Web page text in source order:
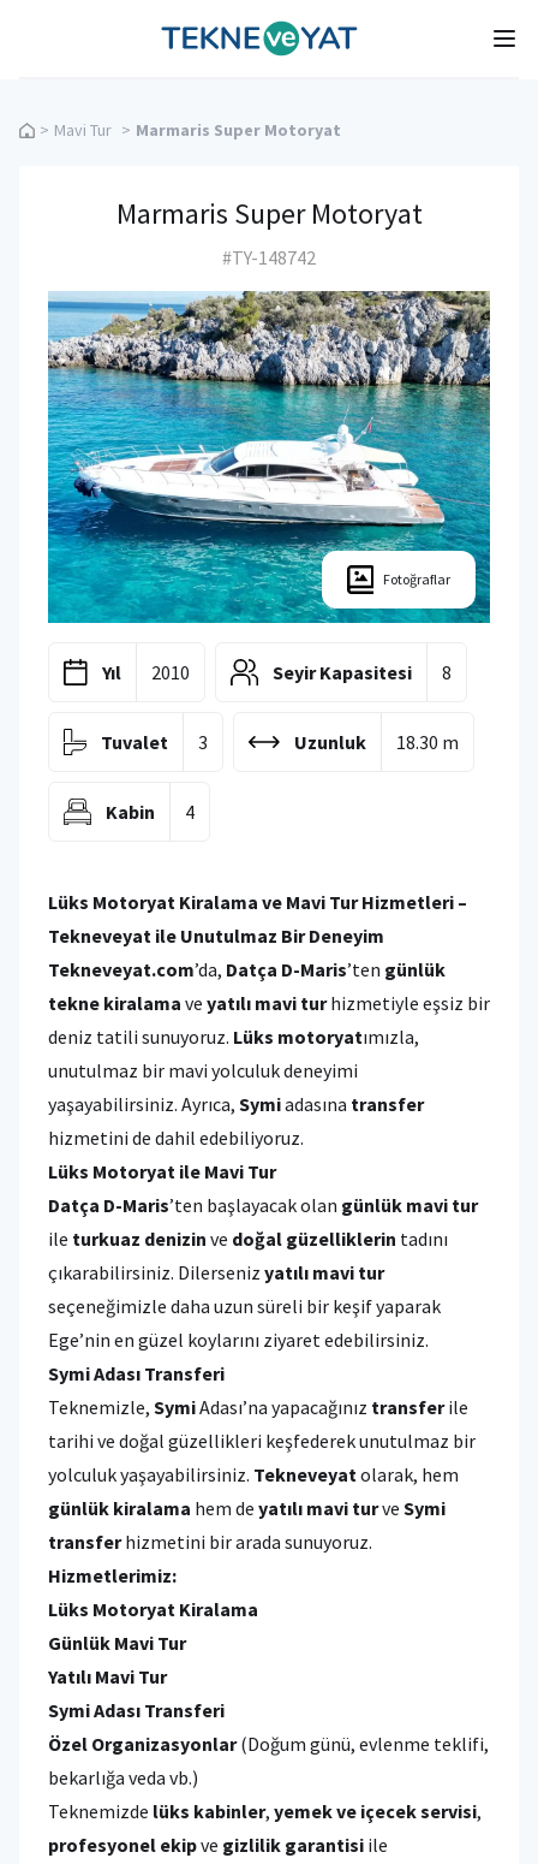
Tekne ve Yat
> Mavi Tur > Marmaris Super Motoryat
Marmaris Super Motoryat
#TY-148742
Fotoğraflar
Yıl 2010 Seyir Kapasitesi 8
Tuvalet 3 Uzunluk 18.30 m
Kabin 4
Lüks Motoryat Kiralama ve Mavi Tur Hizmetleri –
Tekneveyat ile Unutulmaz Bir Deneyim
Tekneveyat.com’da, Datça D-Maris’ten günlük
tekne kiralama ve yatılı mavi turhizmetiyle eşsiz bir
deniz tatili sunuyoruz. Lüks motoryatımızla,
unutulmaz bir mavi yolculuk deneyimi
yaşayabilirsiniz. Ayrıca, Symiadasına transfer
hizmetini de dahil edebiliyoruz.
Lüks Motoryat ile Mavi Tur
Datça D-Maris’ten başlayacak olan günlük mavi tur
ile turkuaz denizin ve doğal güzelliklerin tadını
çıkarabilirsiniz. Dilerseniz yatılı mavi tur
seçeneğimizle daha uzun süreli bir keşif yaparak
Ege’nin en güzel koylarını ziyaret edebilirsiniz.
Symi Adası Transferi
Teknemizle, SymiAdası’na yapacağınız transferile
tarihi ve doğal güzellikleri keşfederek unutulmaz bir
yolculuk yaşayabilirsiniz. Tekneveyat olarak, hem
günlük kiralama hem de yatılı mavi turve Symi
transferhizmetini bir arada sunuyoruz.
Hizmetlerimiz:
Lüks Motoryat Kiralama
Günlük Mavi Tur
Yatılı Mavi Tur
Symi Adası Transferi
Özel Organizasyonlar(Doğum günü, evlenme teklifi,
bekarlığa veda vb.)
Teknemizde lüks kabinler, yemek ve içecek servisi,
profesyonel ekipve gizlilik garantisi ile